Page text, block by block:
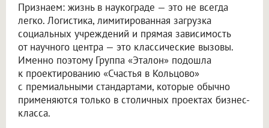
Признаем: жизнь в наукограде — это не всегда
легко. Логистика, лимитированная загрузка
социальных учреждений и прямая зависимость
от научного центра — это классические вызовы.
Именно поэтому Группа «Эталон» подошла
к проектированию «Счастья в Кольцово»
с премиальными стандартами, которые обычно
применяются только в столичных проектах бизнес-
класса.